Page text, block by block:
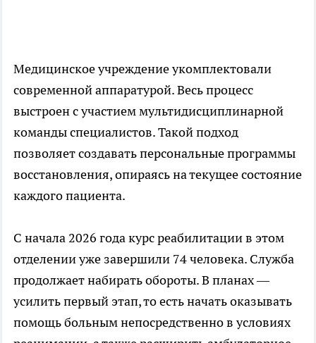
Медицинское учреждение укомплектовали
современной аппаратурой. Весь процесс
выстроен с участием мультидисциплинарной
команды специалистов. Такой подход
позволяет создавать персональные программы
восстановления, опираясь на текущее состояние
каждого пациента.
С начала 2026 года курс реабилитации в этом
отделении уже завершили 74 человека. Служба
продолжает набирать обороты. В планах —
усилить первый этап, то есть начать оказывать
помощь больным непосредственно в условиях